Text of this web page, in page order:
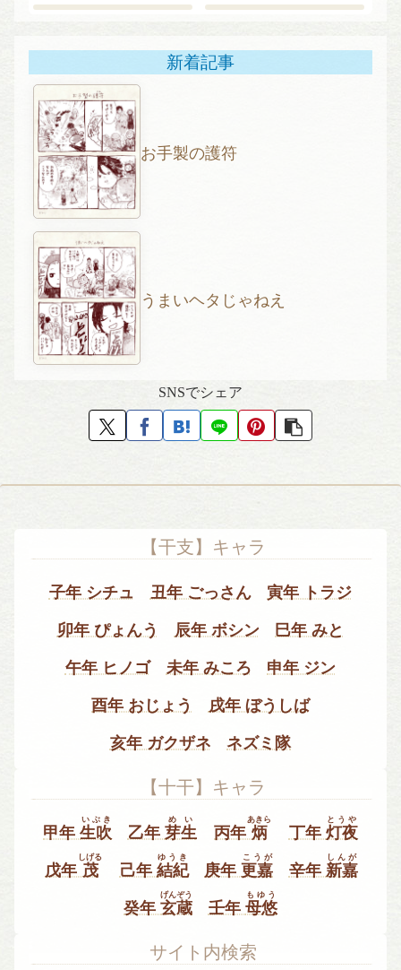
新着記事
お手製の護符
うまいヘタじゃねえ
SNSでシェア
【干支】キャラ
子年 シチュ 丑年 ごっさん 寅年 トラジ
卯年 ぴょんう 辰年 ボシン 巳年 みと
午年 ヒノゴ 未年 みころ 申年 ジン
酉年 おじょう 戌年 ぼうしば
亥年 ガクザネ ネズミ隊
【十干】キャラ
甲年生吹
いぶき
乙年 芽生
めい
丙年 炳
あきら
丁年 灯夜
とうや
戊年 茂
しげる
己年 結紀
ゆうき
庚年 更嘉
こうが
辛年 新嘉
しんが
癸年玄蔵
げんぞう
壬年 母悠
もゆう
サイト内検索